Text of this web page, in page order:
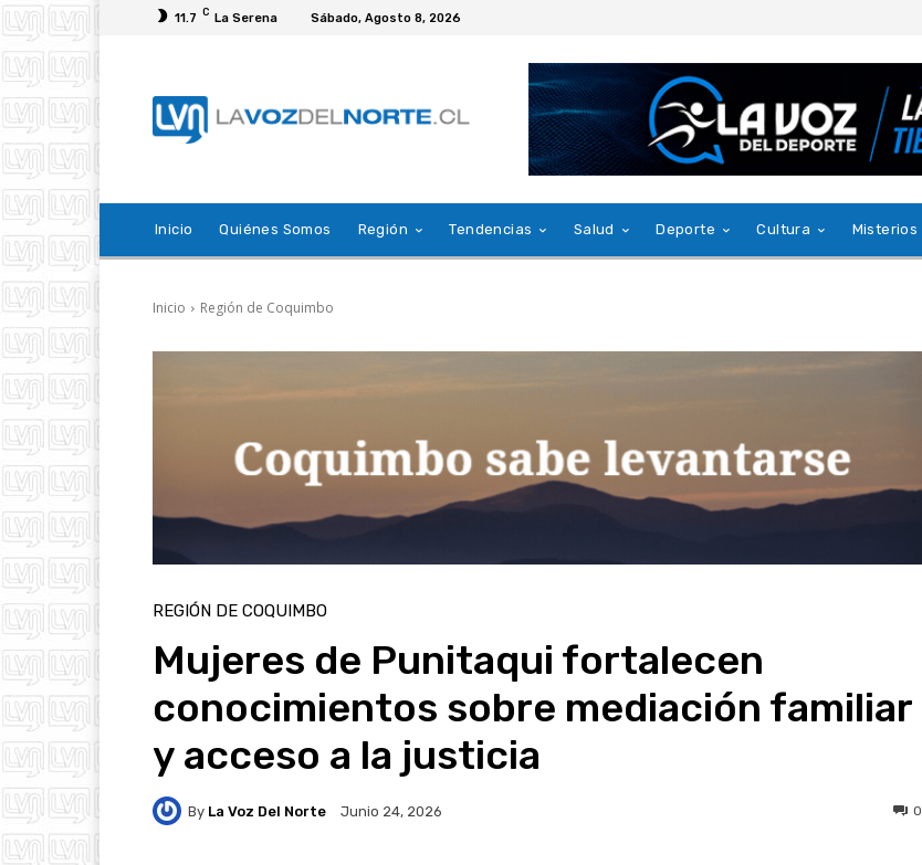
11.7 C La Serena Sábado, Agosto 8, 2026
Inicio Quiénes Somos Región Tendencias Salud Deporte Cultura Misterios
Inicio Región de Coquimbo
REGIÓN DE COQUIMBO
Mujeres de Punitaqui fortalecen
conocimientos sobre mediación familiar
y acceso a la justicia
By La Voz Del Norte Junio 24, 2026 0